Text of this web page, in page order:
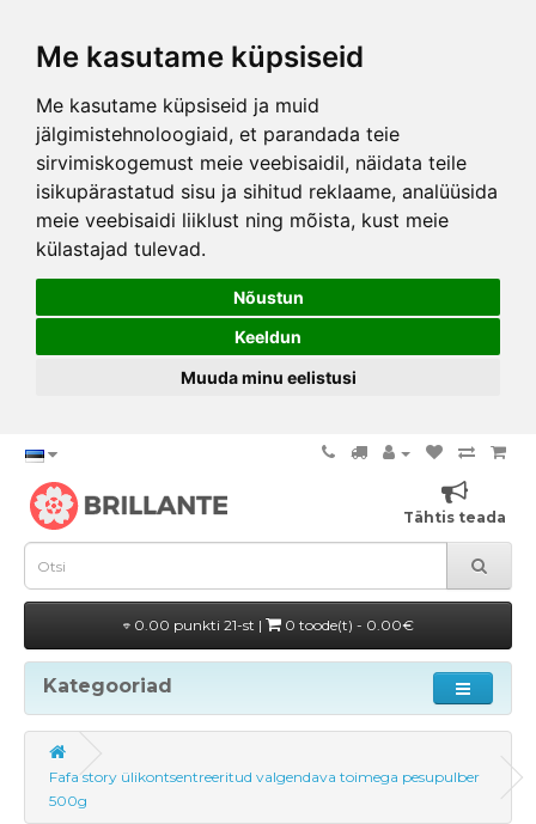
Me kasutame küpsiseid
Me kasutame küpsiseid ja muid
jälgimistehnoloogiaid, et parandada teie
sirvimiskogemust meie veebisaidil, näidata teile
isikupärastatud sisu ja sihitud reklaame, analüüsida
meie veebisaidi liiklust ning mõista, kust meie
külastajad tulevad.
Nõustun
Keeldun
Muuda minu eelistusi
Tähtis teada
0.00 punkti 21-st | 0 toode(t) - 0.00€
Kategooriad
Fafa story ülikontsentreeritud valgendava toimega pesupulber
500g